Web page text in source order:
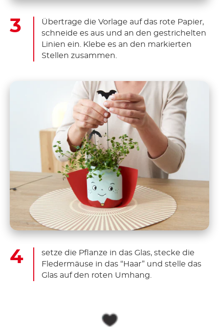
Übertrage die Vorlage auf das rote Papier,
schneide es aus und an den gestrichelten
Linien ein. Klebe es an den markierten
Stellen zusammen.
setze die Pflanze in das Glas, stecke die
Fledermäuse in das “Haar” und stelle das
Glas auf den roten Umhang.